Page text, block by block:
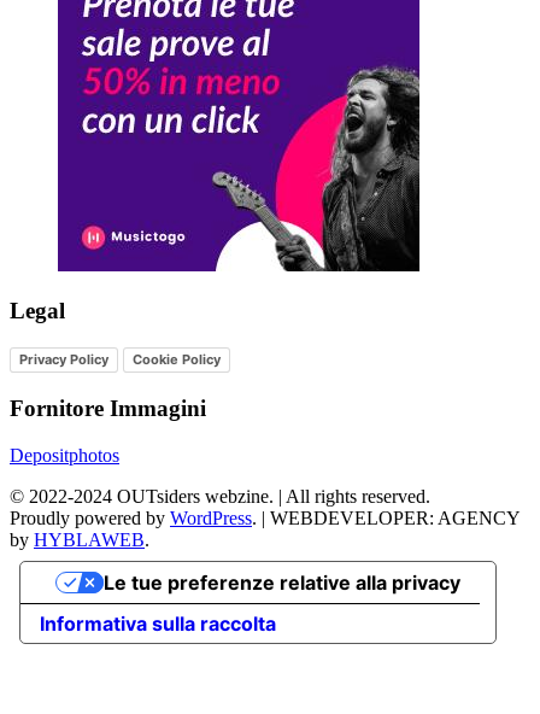
Legal
Privacy Policy Cookie Policy
Fornitore Immagini
Depositphotos
© 2022-2024 OUTsiders webzine. | All rights reserved.
Proudly powered by WordPress. | WEBDEVELOPER: AGENCY
by HYBLAWEB.
Informativa sulla raccolta
Le tue preferenze relative alla privacy